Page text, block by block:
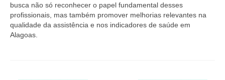
busca não só reconhecer o papel fundamental desses
profissionais, mas também promover melhorias relevantes na
qualidade da assistência e nos indicadores de saúde em
Alagoas.